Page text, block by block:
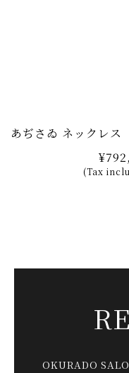
あぢさゐ ネックレス
(Tax
OKURADO